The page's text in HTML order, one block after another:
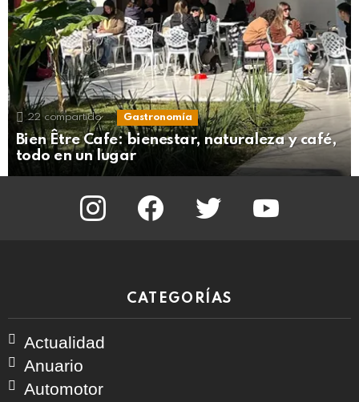
22 compartido Gastronomía
Bien Être Cafe: bienestar, naturaleza y café,
todo en un lugar
instagram facebook twitter youtube
CATEGORÍAS
Actualidad
Anuario
Automotor